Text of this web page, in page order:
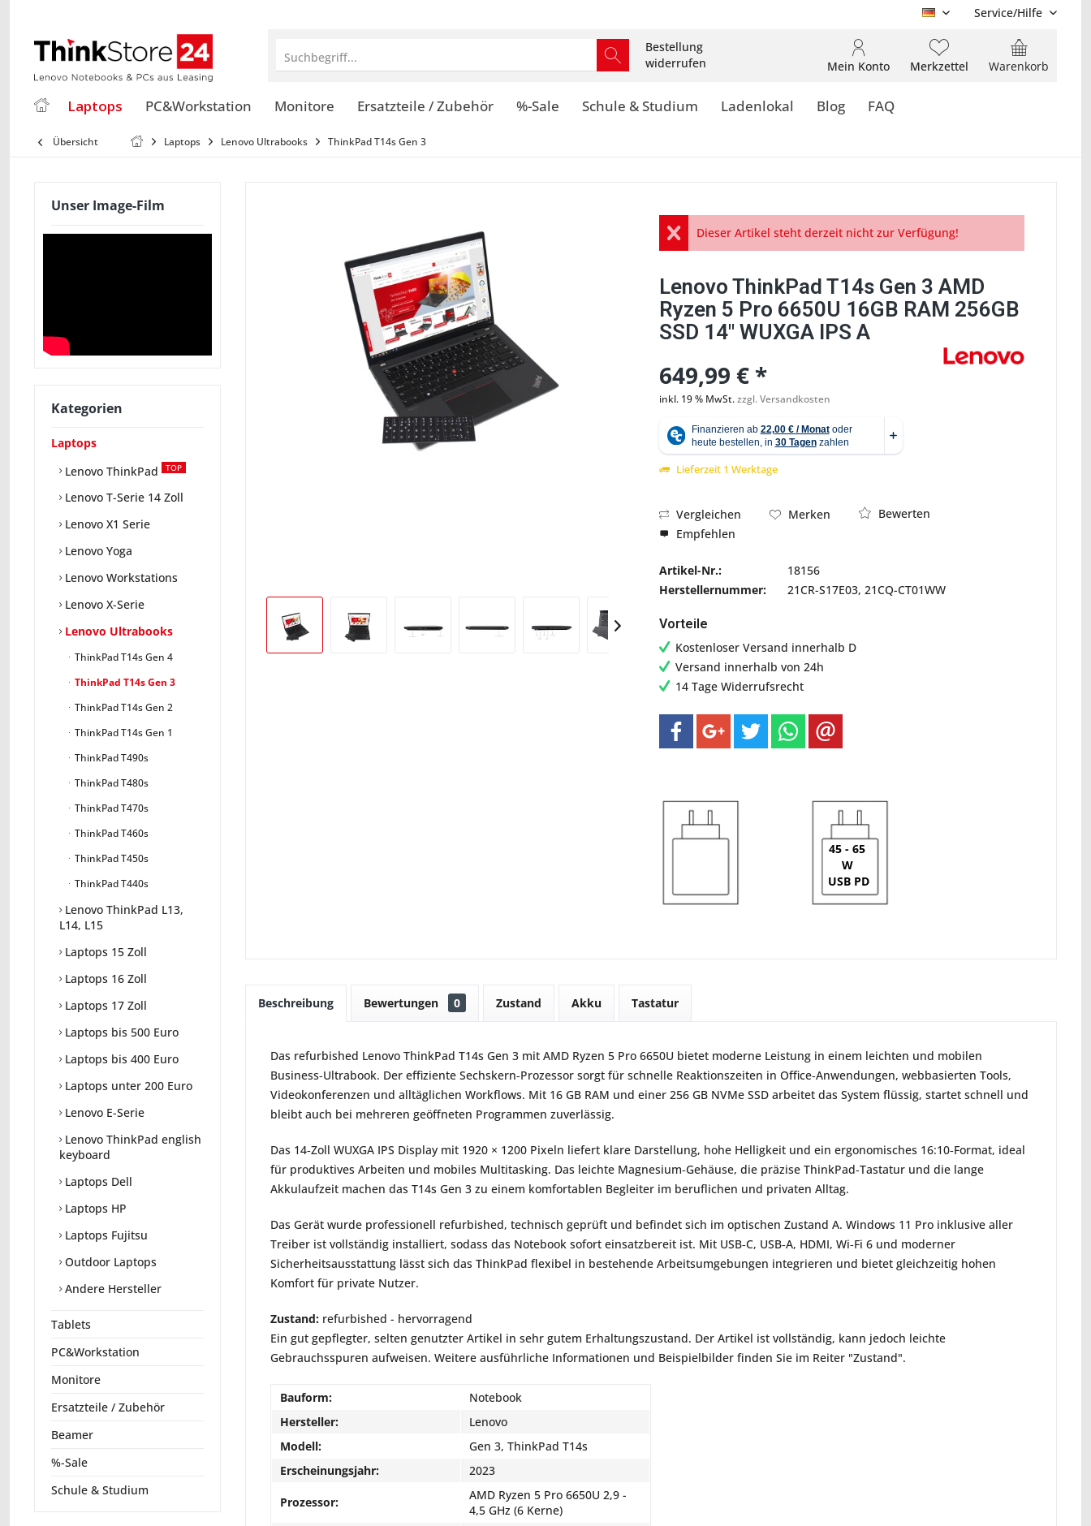
DE Service/Hilfe
Suchbegriff...
Bestellung
widerrufen
Warenkorb
Merkzettel
Mein Konto
Laptops PC&Workstation Monitore Ersatzteile / Zubehör %-Sale Schule & Studium Ladenlokal Blog FAQ
Übersicht Laptops Lenovo Ultrabooks ThinkPad T14s Gen 3
Unser Image-Film
Kategorien
Laptops
Lenovo ThinkPad
TOP
Lenovo T-Serie 14 Zoll
Lenovo X1 Serie
Lenovo Yoga
Lenovo Workstations
Lenovo X-Serie
Lenovo Ultrabooks
ThinkPad T14s Gen 4
ThinkPad T14s Gen 3
ThinkPad T14s Gen 2
ThinkPad T14s Gen 1
ThinkPad T490s
ThinkPad T480s
ThinkPad T470s
ThinkPad T460s
ThinkPad T450s
ThinkPad T440s
Lenovo ThinkPad L13,
L14, L15
Laptops 15 Zoll
Laptops 16 Zoll
Laptops 17 Zoll
Laptops bis 500 Euro
Laptops bis 400 Euro
Laptops unter 200 Euro
Lenovo E-Serie
Lenovo ThinkPad english
keyboard
Laptops Dell
Laptops HP
Laptops Fujitsu
Outdoor Laptops
Andere Hersteller
Tablets
PC&Workstation
Monitore
Ersatzteile / Zubehör
Beamer
%-Sale
Schule & Studium
Abbildung ähnlich
Dieser Artikel steht derzeit nicht zur Verfügung!
Lenovo ThinkPad T14s Gen 3 AMD
Ryzen 5 Pro 6650U 16GB RAM 256GB
SSD 14" WUXGA IPS A
649,99 € *
inkl. 19 % MwSt.zzgl. Versandkosten
Lieferzeit 1 Werktage
Vergleichen Merken
Bewerten
Empfehlen
Artikel-Nr.:
18156
Herstellernummer:
21CR-S17E03, 21CQ-CT01WW
Vorteile
Kostenloser Versand innerhalb D
Versand innerhalb von 24h
14 Tage Widerrufsrecht
45 - 65
W
USB PD
Beschreibung Bewertungen 0 Zustand Akku Tastatur
Das refurbished Lenovo ThinkPad T14s Gen 3 mit AMD Ryzen 5 Pro 6650U bietet moderne Leistung in einem leichten und mobilen
Business‑Ultrabook. Der effiziente Sechskern‑Prozessor sorgt für schnelle Reaktionszeiten in Office‑Anwendungen, webbasierten Tools,
Videokonferenzen und alltäglichen Workflows. Mit 16 GB RAM und einer 256 GB NVMe SSD arbeitet das System flüssig, startet schnell und
bleibt auch bei mehreren geöffneten Programmen zuverlässig.
Das 14‑Zoll WUXGA IPS Display mit 1920 × 1200 Pixeln liefert klare Darstellung, hohe Helligkeit und ein ergonomisches 16:10‑Format, ideal
für produktives Arbeiten und mobiles Multitasking. Das leichte Magnesium‑Gehäuse, die präzise ThinkPad‑Tastatur und die lange
Akkulaufzeit machen das T14s Gen 3 zu einem komfortablen Begleiter im beruflichen und privaten Alltag.
Das Gerät wurde professionell refurbished, technisch geprüft und befindet sich im optischen Zustand A. Windows 11 Pro inklusive aller
Treiber ist vollständig installiert, sodass das Notebook sofort einsatzbereit ist. Mit USB‑C, USB‑A, HDMI, Wi‑Fi 6 und moderner
Sicherheitsausstattung lässt sich das ThinkPad flexibel in bestehende Arbeitsumgebungen integrieren und bietet gleichzeitig hohen
Komfort für private Nutzer.
Zustand: refurbished - hervorragend
Ein gut gepflegter, selten genutzter Artikel in sehr gutem Erhaltungszustand. Der Artikel ist vollständig, kann jedoch leichte
Gebrauchsspuren aufweisen. Weitere ausführliche Informationen und Beispielbilder finden Sie im Reiter "Zustand".
Bauform:
Notebook
Hersteller:
Lenovo
Modell:
Gen 3, ThinkPad T14s
Erscheinungsjahr:
2023
Prozessor:
AMD Ryzen 5 Pro 6650U 2,9 -
4,5 GHz (6 Kerne)